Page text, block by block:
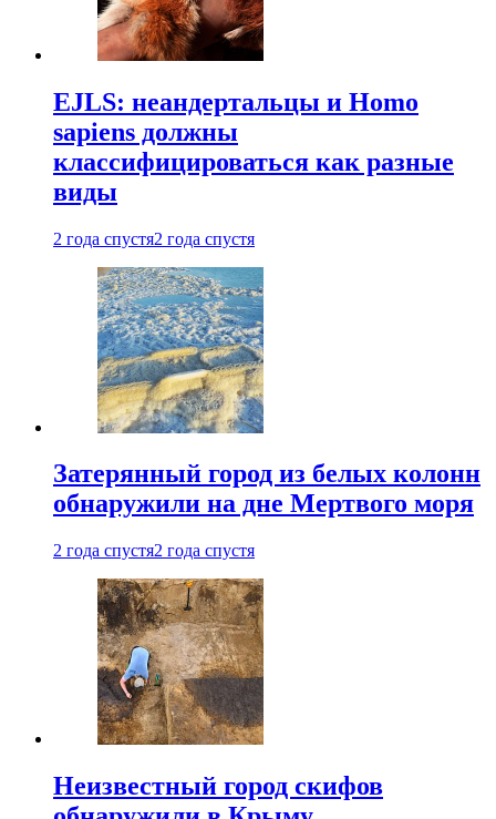
EJLS: неандертальцы и Homo
sapiens должны
классифицироваться как разные
виды
2 года спустя2 года спустя
Затерянный город из белых колонн
обнаружили на дне Мертвого моря
2 года спустя2 года спустя
Неизвестный город скифов